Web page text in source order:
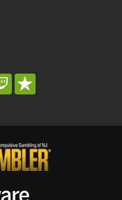
trustpilot